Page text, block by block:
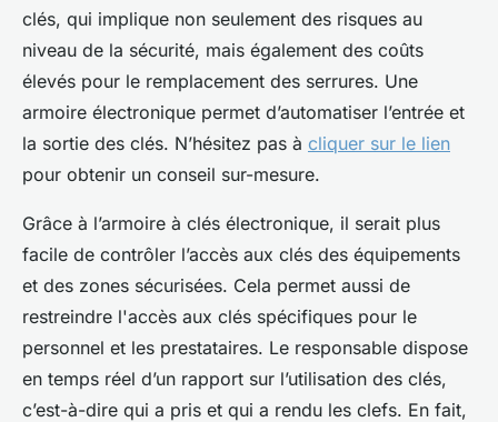
clés, qui implique non seulement des risques au
niveau de la sécurité, mais également des coûts
élevés pour le remplacement des serrures. Une
armoire électronique permet d’automatiser l’entrée et
la sortie des clés. N’hésitez pas à cliquer sur le lien
pour obtenir un conseil sur-mesure.
Grâce à l’armoire à clés électronique, il serait plus
facile de contrôler l’accès aux clés des équipements
et des zones sécurisées. Cela permet aussi de
restreindre l'accès aux clés spécifiques pour le
personnel et les prestataires. Le responsable dispose
en temps réel d’un rapport sur l’utilisation des clés,
c’est-à-dire qui a pris et qui a rendu les clefs. En fait,